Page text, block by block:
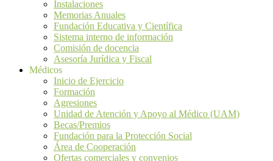
Instalaciones
Memorias Anuales
Fundación Educativa y Científica
Sistema interno de información
Comisión de docencia
Asesoría Jurídica y Fiscal
Médicos
Inicio de Ejercicio
Formación
Agresiones
Unidad de Atención y Apoyo al Médico (UAM)
Becas/Premios
Fundación para la Protección Social
Área de Cooperación
Ofertas comerciales y convenios